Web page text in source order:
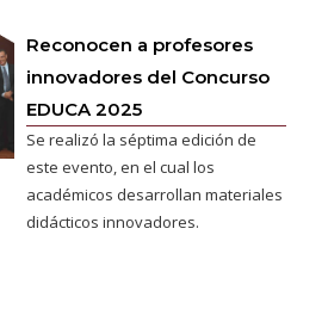
Reconocen a profesores
innovadores del Concurso
EDUCA 2025
Se realizó la séptima edición de
este evento, en el cual los
académicos desarrollan materiales
didácticos innovadores.